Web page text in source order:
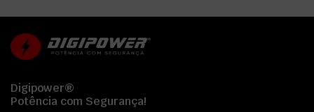
Digipower®
Potência com Segurança!